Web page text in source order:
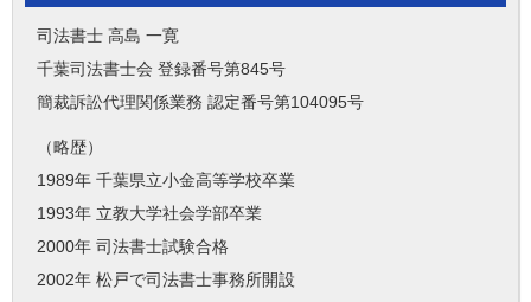
司法書士 高島 一寛
千葉司法書士会 登録番号第845号
簡裁訴訟代理関係業務 認定番号第104095号
（略歴）
1989年 千葉県立小金高等学校卒業
1993年 立教大学社会学部卒業
2000年 司法書士試験合格
2002年 松戸で司法書士事務所開設